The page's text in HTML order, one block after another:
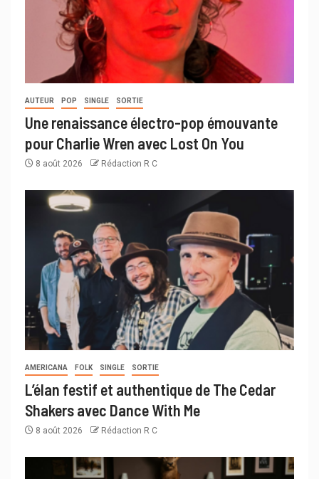
AUTEUR POP SINGLE SORTIE
Une renaissance électro-pop émouvante
pour Charlie Wren avec Lost On You
8 août 2026 Rédaction R C
AMERICANA FOLK SINGLE SORTIE
L’élan festif et authentique de The Cedar
Shakers avec Dance With Me
8 août 2026 Rédaction R C